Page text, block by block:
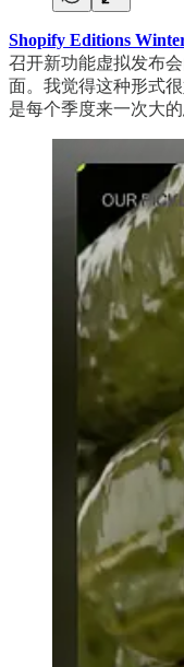
Shopify Editions
召开新功能虚拟发布
面。我觉得这种形式
是每个季度来一次大